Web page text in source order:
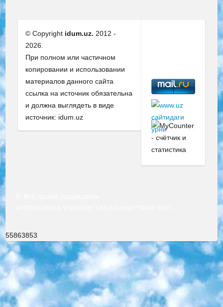
© Copyright idum.uz. 2012 -
2026.
При полном или частичном
копировании и использовании
материалов данного сайта
ссылка на источник обязательна
и должна выглядеть в виде
источник: idum.uz
55863853